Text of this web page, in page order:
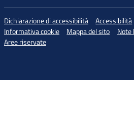
Dichiarazione di accessibilità Accessibilità
Informativa cookie
Mappa del sito Note
Aree riservate